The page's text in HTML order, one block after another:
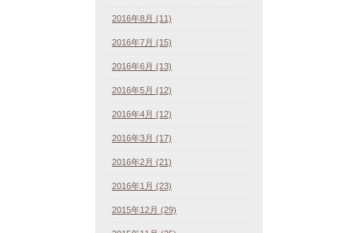
2016年8月 (11)
2016年7月 (15)
2016年6月 (13)
2016年5月 (12)
2016年4月 (12)
2016年3月 (17)
2016年2月 (21)
2016年1月 (23)
2015年12月 (29)